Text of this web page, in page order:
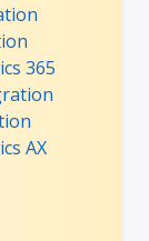
365
AX